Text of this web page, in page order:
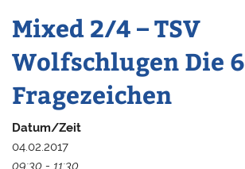
Mixed 2/4 – TSV
Wolfschlugen Die 6
Fragezeichen
Datum/Zeit
04.02.2017
09:30 - 11:30